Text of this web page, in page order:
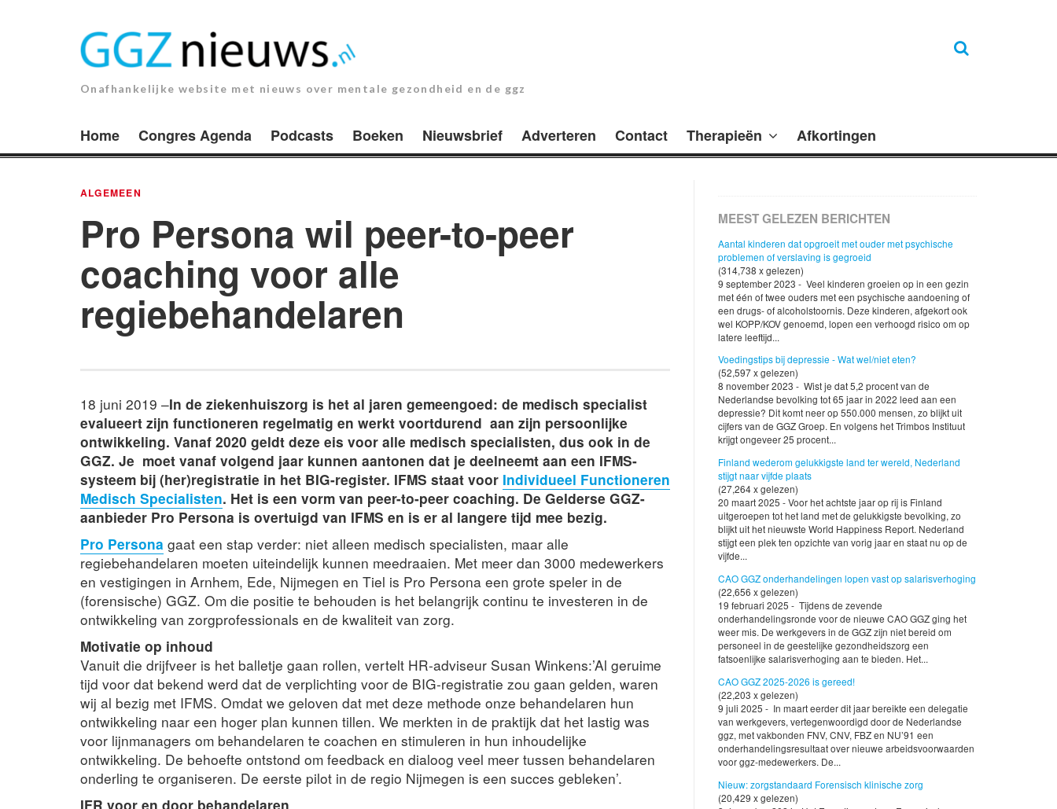
Onafhankelijke website met nieuws over mentale gezondheid en de ggz
Home Congres Agenda Podcasts Boeken Nieuwsbrief Adverteren Contact Therapieën Afkortingen
ALGEMEEN
Pro Persona wil peer-to-peer
coaching voor alle
regiebehandelaren
18 juni 2019 –In de ziekenhuiszorg is het al jaren gemeengoed: de medisch specialist
evalueert zijn functioneren regelmatig en werkt voortdurend aan zijn persoonlijke
ontwikkeling. Vanaf 2020 geldt deze eis voor alle medisch specialisten, dus ook in de
GGZ. Je moet vanaf volgend jaar kunnen aantonen dat je deelneemt aan een IFMS-
systeem bij (her)registratie in het BIG-register. IFMS staat voor Individueel Functioneren
Medisch Specialisten. Het is een vorm van peer-to-peer coaching. De Gelderse GGZ-
aanbieder Pro Persona is overtuigd van IFMS en is er al langere tijd mee bezig.
Pro Persona gaat een stap verder: niet alleen medisch specialisten, maar alle
regiebehandelaren moeten uiteindelijk kunnen meedraaien. Met meer dan 3000 medewerkers
en vestigingen in Arnhem, Ede, Nijmegen en Tiel is Pro Persona een grote speler in de
(forensische) GGZ. Om die positie te behouden is het belangrijk continu te investeren in de
ontwikkeling van zorgprofessionals en de kwaliteit van zorg.
Motivatie op inhoud
Vanuit die drijfveer is het balletje gaan rollen, vertelt HR-adviseur Susan Winkens:’Al geruime
tijd voor dat bekend werd dat de verplichting voor de BIG-registratie zou gaan gelden, waren
wij al bezig met IFMS. Omdat we geloven dat met deze methode onze behandelaren hun
ontwikkeling naar een hoger plan kunnen tillen. We merkten in de praktijk dat het lastig was
voor lijnmanagers om behandelaren te coachen en stimuleren in hun inhoudelijke
ontwikkeling. De behoefte ontstond om feedback en dialoog veel meer tussen behandelaren
onderling te organiseren. De eerste pilot in de regio Nijmegen is een succes gebleken’.
IFR voor en door behandelaren
MEEST GELEZEN BERICHTEN
Aantal kinderen dat opgroeit met ouder met psychische
problemen of verslaving is gegroeid
(314,738 x gelezen)
9 september 2023 - Veel kinderen groeien op in een gezin
met één of twee ouders met een psychische aandoening of
een drugs- of alcoholstoornis. Deze kinderen, afgekort ook
wel KOPP/KOV genoemd, lopen een verhoogd risico om op
latere leeftijd...
Voedingstips bij depressie - Wat wel/niet eten?
(52,597 x gelezen)
8 november 2023 - Wist je dat 5,2 procent van de
Nederlandse bevolking tot 65 jaar in 2022 leed aan een
depressie? Dit komt neer op 550.000 mensen, zo blijkt uit
cijfers van de GGZ Groep. En volgens het Trimbos Instituut
krijgt ongeveer 25 procent...
Finland wederom gelukkigste land ter wereld, Nederland
stijgt naar vijfde plaats
(27,264 x gelezen)
20 maart 2025 - Voor het achtste jaar op rij is Finland
uitgeroepen tot het land met de gelukkigste bevolking, zo
blijkt uit het nieuwste World Happiness Report. Nederland
stijgt een plek ten opzichte van vorig jaar en staat nu op de
vijfde...
CAO GGZ onderhandelingen lopen vast op salarisverhoging
(22,656 x gelezen)
19 februari 2025 - Tijdens de zevende
onderhandelingsronde voor de nieuwe CAO GGZ ging het
weer mis. De werkgevers in de GGZ zijn niet bereid om
personeel in de geestelijke gezondheidszorg een
fatsoenlijke salarisverhoging aan te bieden. Het...
CAO GGZ 2025-2026 is gereed!
(22,203 x gelezen)
9 juli 2025 - In maart eerder dit jaar bereikte een delegatie
van werkgevers, vertegenwoordigd door de Nederlandse
ggz, met vakbonden FNV, CNV, FBZ en NU’91 een
onderhandelingsresultaat over nieuwe arbeidsvoorwaarden
voor ggz-medewerkers. De...
Nieuw: zorgstandaard Forensisch klinische zorg
(20,429 x gelezen)